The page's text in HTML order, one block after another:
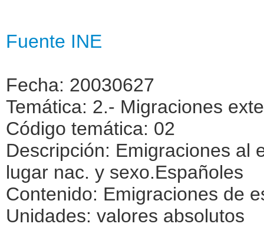
Fuente INE
Fecha: 20030627
Temática: 2.- Migraciones
Código temática: 02
Descripción: Emigraciones al
lugar nac. y sexo.Españoles
Contenido: Emigraciones de
Unidades: valores absolutos